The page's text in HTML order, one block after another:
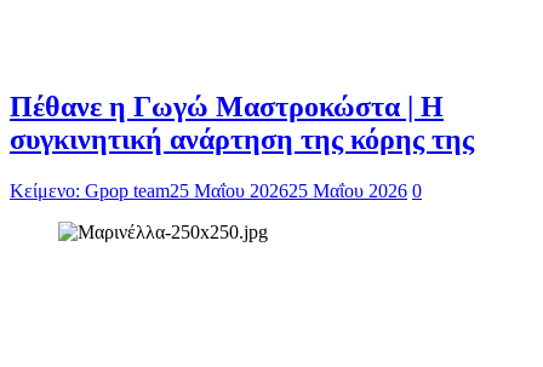
Πέθανε η Γωγώ Μαστροκώστα | Η
συγκινητική ανάρτηση της κόρης της
Κείμενο: Gpop team25 Μαΐου 202625 Μαΐου 2026 0